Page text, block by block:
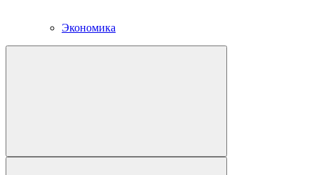
Экономика